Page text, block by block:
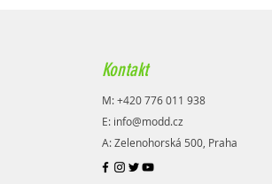
Kontakt
M: +420 776 011 938
E: info@modd.cz
A: Zelenohorská 500, Praha